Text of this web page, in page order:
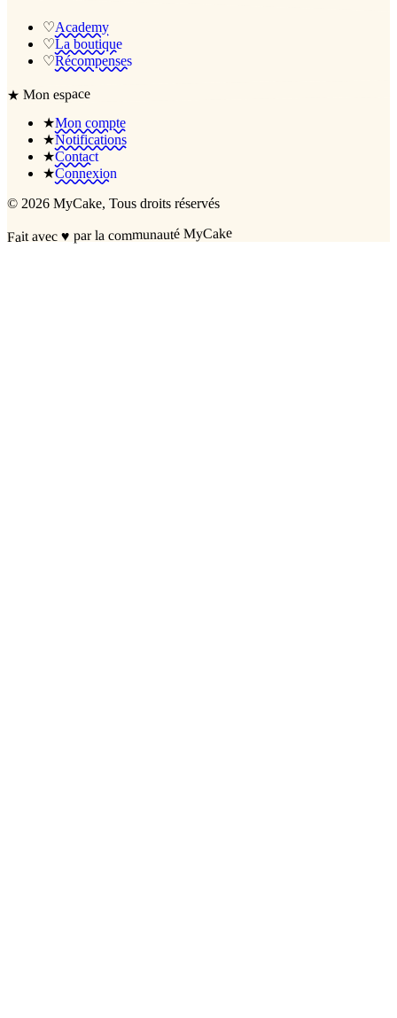
♡Academy
♡La boutique
♡Récompenses
★Mon espace
★Mon compte
★Notifications
★Contact
★Connexion
© 2026 MyCake, Tous droits réservés
Fait avec♥ par la communauté MyCake